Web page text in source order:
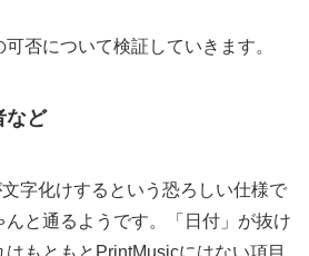
否について検証していきます。
など
字化けするという恐ろしい仕様で
んと通るようです。「日付」が抜け